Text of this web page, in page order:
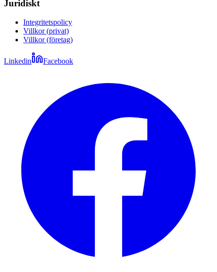
Juridiskt
Integritetspolicy
Villkor (privat)
Villkor (företag)
Linkedin Facebook